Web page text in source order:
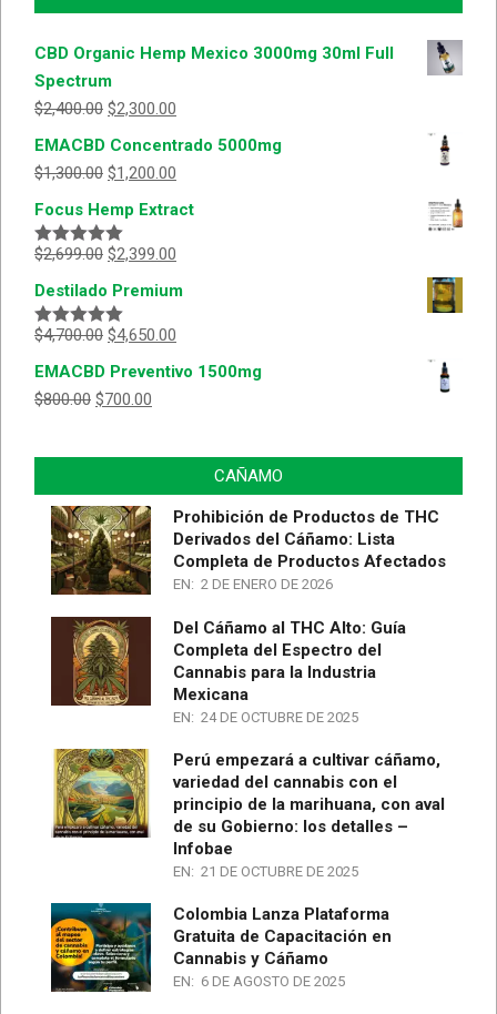
CBD Organic Hemp Mexico 3000mg 30ml Full
Spectrum
$2,400.00 $2,300.00
EMACBD Concentrado 5000mg
$1,300.00 $1,200.00
Focus Hemp Extract
Valorado
5
$2,699.00 $2,399.00
Destilado Premium
Valorado
5
$4,700.00 $4,650.00
EMACBD Preventivo 1500mg
$800.00 $700.00
CAÑAMO
Prohibición de Productos de THC
Derivados del Cáñamo: Lista
Completa de Productos Afectados
EN: 2 DE ENERO DE 2026
Del Cáñamo al THC Alto: Guía
Completa del Espectro del
Cannabis para la Industria
Mexicana
EN: 24 DE OCTUBRE DE 2025
Perú empezará a cultivar cáñamo,
variedad del cannabis con el
principio de la marihuana, con aval
de su Gobierno: los detalles –
Infobae
EN: 21 DE OCTUBRE DE 2025
Colombia Lanza Plataforma
Gratuita de Capacitación en
Cannabis y Cáñamo
EN: 6 DE AGOSTO DE 2025